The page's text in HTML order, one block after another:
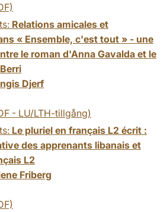
Relations amicales et
« Ensemble, c'est tout » - une
le roman d'Anna Gavalda et le
Djerf
- LU/LTH-tillgång)
Le pluriel en français L2 écrit :
des apprenants libanais et
L2
Friberg